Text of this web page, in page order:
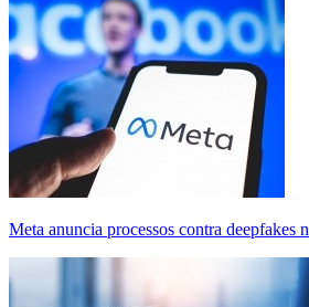
Meta anuncia processos contra deepfakes